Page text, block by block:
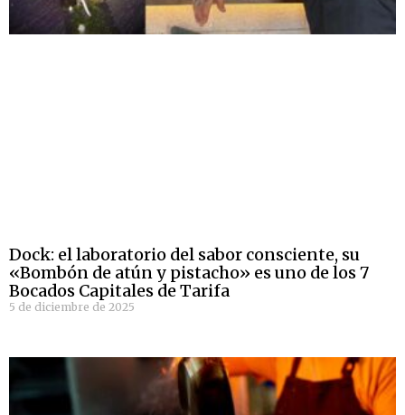
Dock: el laboratorio del sabor consciente, su
«Bombón de atún y pistacho» es uno de los 7
Bocados Capitales de Tarifa
5 de diciembre de 2025